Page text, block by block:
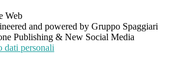
and powered by Gruppo Spaggiari
Publishing & New Social Media
dati personali